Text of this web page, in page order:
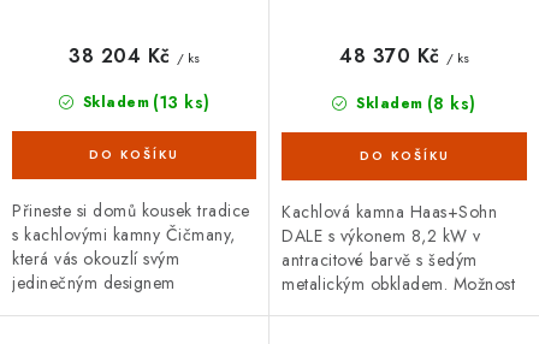
Skladem (13 ks)
38 204 Kč / ks
Přineste si domů kousek tradice
s kachlovými kamny Čičmany,
která vás okouzlí svým
jedinečným designem
Skladem (8 ks)
48 370 Kč / ks
Kachlová kamna Haas+Sohn
DALE s výkonem 8,2 kW v
antracitové barvě s šedým
metalickým obkladem. Možnost